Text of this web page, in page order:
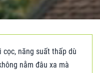
năng suất thấp dù
nằm đâu xa mà